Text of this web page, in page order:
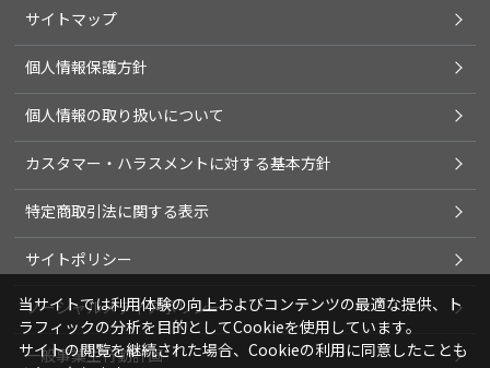
サイトマップ
個人情報保護方針
個人情報の取り扱いについて
カスタマー・ハラスメントに対する基本方針
特定商取引法に関する表示
サイトポリシー
ソーシャルメディアポリシー
一般事業主行動計画
当サイトでは利用体験の向上およびコンテンツの最適な提供、ト
ラフィックの分析を目的としてCookieを使用しています。
サイトの閲覧を継続された場合、Cookieの利用に同意したことも